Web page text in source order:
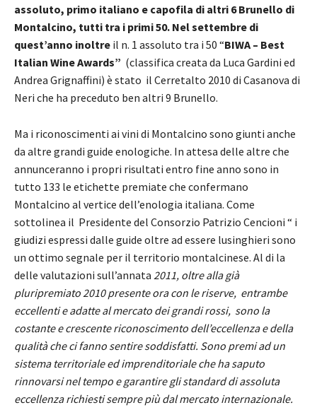
assoluto, primo italiano e capofila di altri 6 Brunello di
Montalcino, tutti tra i primi 50. Nel settembre di
quest’anno inoltre il n. 1 assoluto tra i 50 “BIWA – Best
Italian Wine Awards” (classifica creata da Luca Gardini ed
Andrea Grignaffini) è stato il Cerretalto 2010 di Casanova di
Neri che ha preceduto ben altri 9 Brunello.
Ma i riconoscimenti ai vini di Montalcino sono giunti anche
da altre grandi guide enologiche. In attesa delle altre che
annunceranno i propri risultati entro fine anno sono in
tutto 133 le etichette premiate che confermano
Montalcino al vertice dell’enologia italiana. Come
sottolinea il Presidente del Consorzio Patrizio Cencioni “ i
giudizi espressi dalle guide oltre ad essere lusinghieri sono
un ottimo segnale per il territorio montalcinese. Al di la
delle valutazioni sull’annata 2011, oltre alla già
pluripremiato 2010 presente ora con le riserve, entrambe
eccellenti e adatte al mercato dei grandi rossi, sono la
costante e crescente riconoscimento dell’eccellenza e della
qualità che ci fanno sentire soddisfatti. Sono premi ad un
sistema territoriale ed imprenditoriale che ha saputo
rinnovarsi nel tempo e garantire gli standard di assoluta
eccellenza richiesti sempre più dal mercato internazionale.